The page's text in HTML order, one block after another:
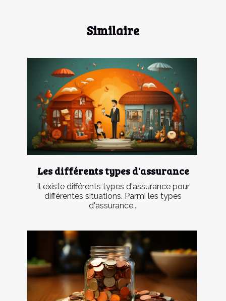
Similaire
Les différents types d'assurance
Il existe différents types d'assurance pour
différentes situations. Parmi les types
d'assurance...